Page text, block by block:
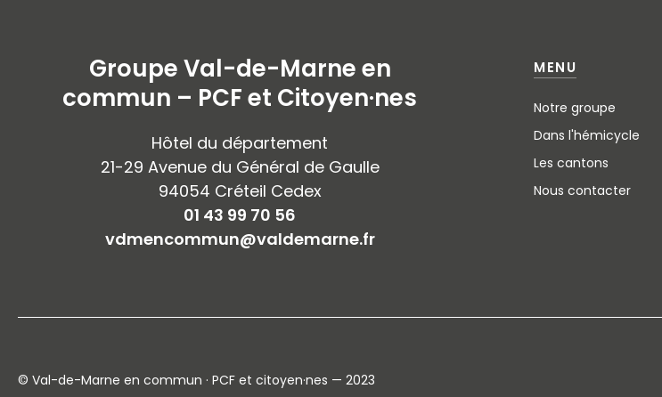
Groupe Val-de-Marne en
commun – PCF et Citoyen·nes
Hôtel du département
21-29 Avenue du Général de Gaulle
94054 Créteil Cedex
01 43 99 70 56
vdmencommun@valdemarne.fr
MENU
Notre groupe
Dans l'hémicycle
Les cantons
Nous contacter
© Val-de-Marne en commun · PCF et citoyen·nes — 2023